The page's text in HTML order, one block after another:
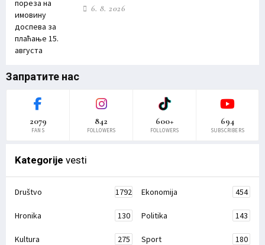
6. 8. 2026
Запратите нас
2079
FANS
842
FOLLOWERS
600+
FOLLOWERS
694
SUBSCRIBERS
Kategorije vesti
Društvo 1792 Ekonomija 454
Hronika 130 Politika 143
Kultura 275 Sport 180